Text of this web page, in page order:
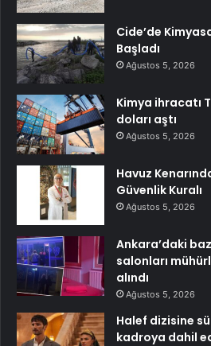
Cide’de
Başladı
Ağustos 5, 2026
Kimya ihracatı
doları aştı
Ağustos 5, 2026
Havuz
Güvenlik Kuralı
Ağustos 5, 2026
Ankara’daki
salonları
alındı
Ağustos 5, 2026
Halef dizisine
kadroya dahil